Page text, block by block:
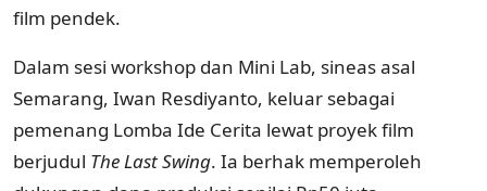
film pendek.
Dalam sesi workshop dan Mini Lab, sineas asal
Semarang, Iwan Resdiyanto, keluar sebagai
pemenang Lomba Ide Cerita lewat proyek film
berjudul The Last Swing. Ia berhak memperoleh